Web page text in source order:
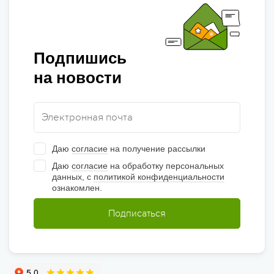
Подпишись
на новости
Даю согласие на получение рассылки
Даю согласие на обработку персональных
данных, с политикой конфиденциальности
ознакомлен.
Подписаться